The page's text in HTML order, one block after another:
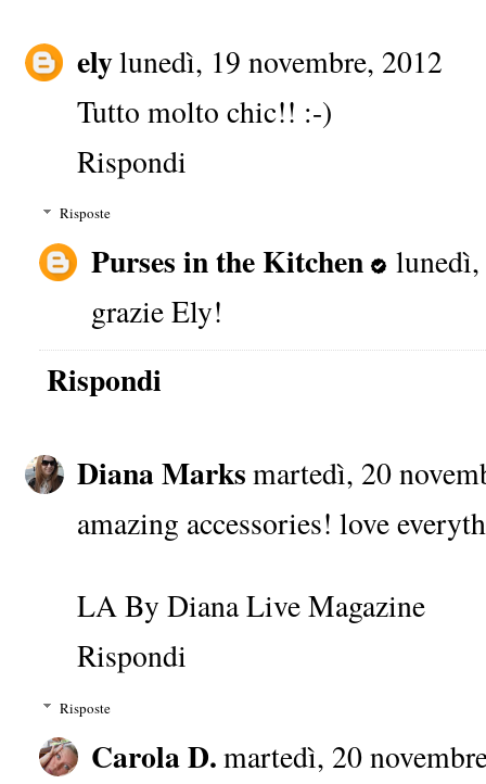
elylunedì, 19 novembre, 2012
Tutto molto chic!! :-)
Rispondi
Risposte
Purses in the Kitchen
lunedì,
grazie Ely!
Rispondi
Diana Marksmartedì, 20
amazing accessories! love
LA By Diana Live Magazine
Rispondi
Risposte
Carola D.martedì, 20